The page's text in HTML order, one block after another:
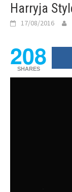
Harryja
17/08/2016
208
SHARES